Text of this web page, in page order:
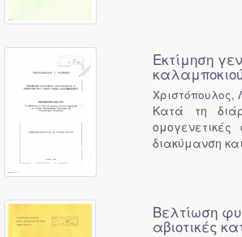
Εκτίμηση
Χριστόπουλος,
Κατά τη
διακύμανση
Βελτίωση
αβιοτικές